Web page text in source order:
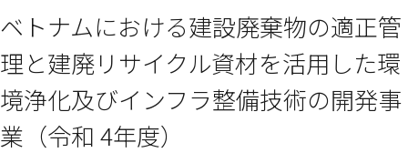
ベトナムにおける建設廃棄物の適正管
理と建廃リサイクル資材を活用した環
境浄化及びインフラ整備技術の開発事
業（令和 4年度）